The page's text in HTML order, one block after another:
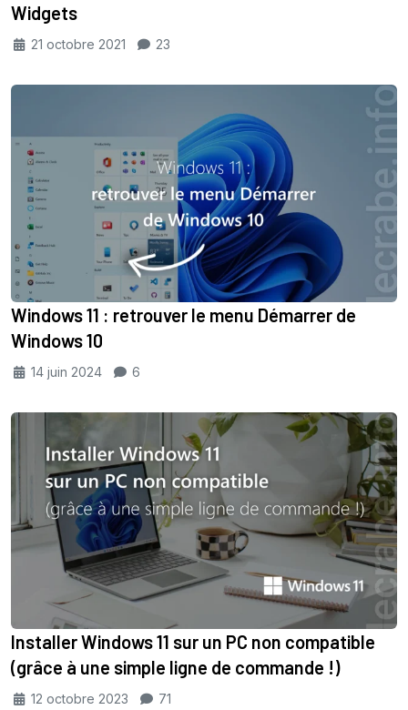
Widgets
21 octobre 2021 23
Windows 11 : retrouver le menu Démarrer de
Windows 10
14 juin 2024 6
Installer Windows 11 sur un PC non compatible
(grâce à une simple ligne de commande !)
12 octobre 2023 71